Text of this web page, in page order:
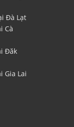
Đà Lạt
Cà
Đăk
Gia Lai